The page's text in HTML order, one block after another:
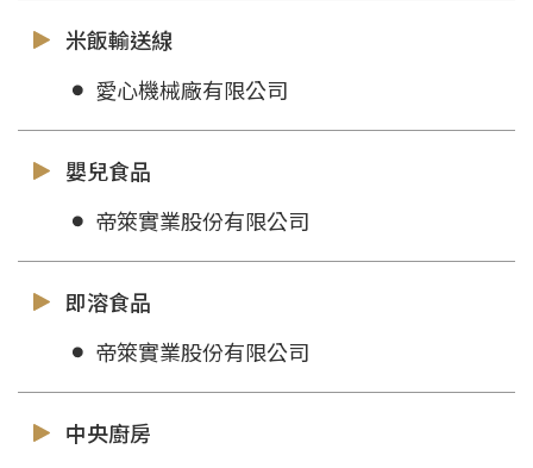
米飯輸送線
愛心機械廠有限公司
嬰兒食品
帝箂實業股份有限公司
即溶食品
帝箂實業股份有限公司
中央廚房